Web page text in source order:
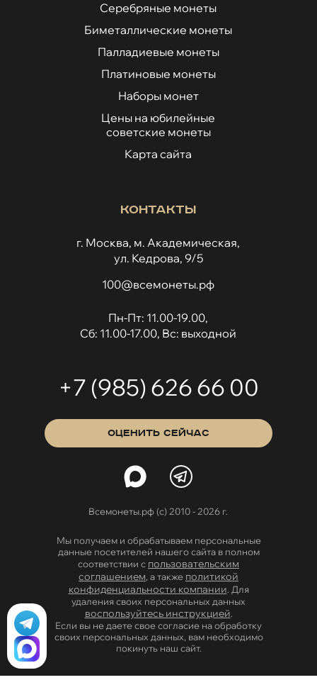
Серебряные монеты
Биметаллические монеты
Палладиевые монеты
Платиновые монеты
Наборы монет
Цены на юбилейные
советские монеты
Карта сайта
Контакты
г. Москва, м. Академическая,
ул. Кедрова, 9/5
100@всемонеты.рф
Пн-Пт: 11.00-19.00,
Сб: 11.00-17.00, Вс: выходной
+7 (985) 626 66 00
ОЦЕНИТЬ СЕЙЧАС
Всемонеты.рф (с) 2010 - 2026 г.
Мы получаем и обрабатываем персональные
данные посетителей нашего сайта в полном
соответствии с пользовательским
соглашением, а также политикой
конфиденциальности компании. Для
удаления своих персональных данных
воспользуйтесь инструкцией.
Если вы не даете свое согласие на обработку
своих персональных данных, вам необходимо
покинуть наш сайт.